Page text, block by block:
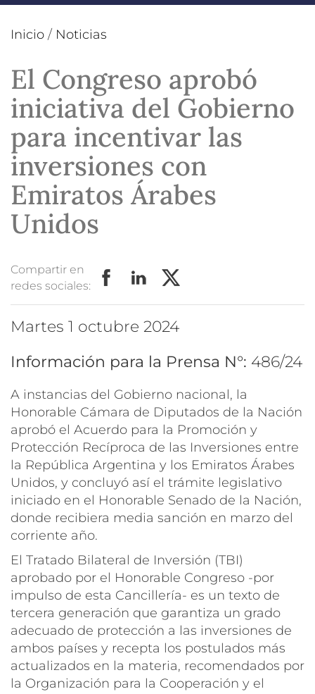
Inicio / Noticias
El Congreso aprobó
iniciativa del Gobierno
para incentivar las
inversiones con
Emiratos Árabes
Unidos
Compartir en
redes sociales:
martes 1 octubre 2024
Información para la Prensa N°: 486/24
A instancias del Gobierno nacional, la
Honorable Cámara de Diputados de la Nación
aprobó el Acuerdo para la Promoción y
Protección Recíproca de las Inversiones entre
la República Argentina y los Emiratos Árabes
Unidos, y concluyó así el trámite legislativo
iniciado en el Honorable Senado de la Nación,
donde recibiera media sanción en marzo del
corriente año.
El Tratado Bilateral de Inversión (TBI)
aprobado por el Honorable Congreso -por
impulso de esta Cancillería- es un texto de
tercera generación que garantiza un grado
adecuado de protección a las inversiones de
ambos países y recepta los postulados más
actualizados en la materia, recomendados por
la Organización para la Cooperación y el